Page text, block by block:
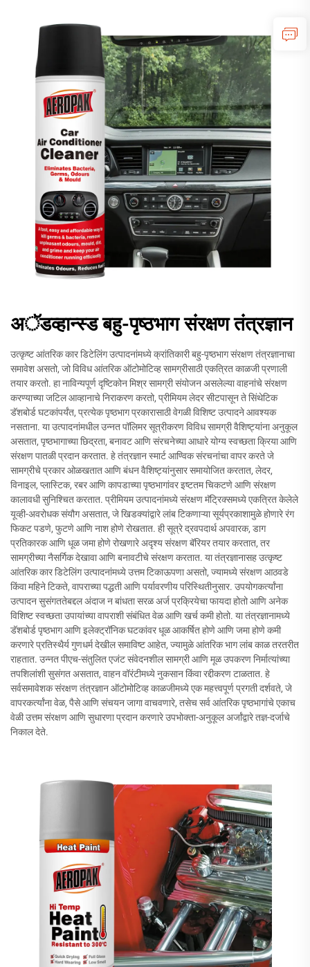
अॅडव्हान्स्ड बहु-पृष्ठभाग संरक्षण तंत्रज्ञान
उत्कृष्ट आंतरिक कार डिटेलिंग उत्पादनांमध्ये क्रांतिकारी बहु-पृष्ठभाग संरक्षण तंत्रज्ञानाचा
समावेश असतो, जो विविध आंतरिक ऑटोमोटिव्ह सामग्रीसाठी एकत्रित काळजी प्रणाली
तयार करतो. हा नाविन्यपूर्ण दृष्टिकोन मिश्र सामग्री संयोजन असलेल्या वाहनांचे संरक्षण
करण्याच्या जटिल आव्हानाचे निराकरण करतो, प्रीमियम लेदर सीटपासून ते सिंथेटिक
डॅशबोर्ड घटकांपर्यंत, प्रत्येक पृष्ठभाग प्रकारासाठी वेगळी विशिष्ट उत्पादने आवश्यक
नसताना. या उत्पादनांमधील उन्नत पॉलिमर सूत्रीकरण विविध सामग्री वैशिष्ट्यांना अनुकूल
असतात, पृष्ठभागाच्या छिद्रता, बनावट आणि संरचनेच्या आधारे योग्य स्वच्छता क्रिया आणि
संरक्षण पातळी प्रदान करतात. हे तंत्रज्ञान स्मार्ट आण्विक संरचनांचा वापर करते जे
सामग्रीचे प्रकार ओळखतात आणि बंधन वैशिष्ट्यांनुसार समायोजित करतात, लेदर,
विनाइल, प्लास्टिक, रबर आणि कापडाच्या पृष्ठभागांवर इष्टतम चिकटणे आणि संरक्षण
कालावधी सुनिश्चित करतात. प्रीमियम उत्पादनांमध्ये संरक्षण मॅट्रिक्समध्ये एकत्रित केलेले
यूव्ही-अवरोधक संयौग असतात, जे खिडक्यांद्वारे लांब टिकणाऱ्या सूर्यप्रकाशामुळे होणारे रंग
फिकट पडणे, फुटणे आणि नाश होणे रोखतात. ही सूत्रे द्रवपदार्थ अपवारक, डाग
प्रतिकारक आणि धूळ जमा होणे रोखणारे अदृश्य संरक्षण बॅरियर तयार करतात, तर
सामग्रीच्या नैसर्गिक देखावा आणि बनावटीचे संरक्षण करतात. या तंत्रज्ञानासह उत्कृष्ट
आंतरिक कार डिटेलिंग उत्पादनांमध्ये उत्तम टिकाऊपणा असतो, ज्यामध्ये संरक्षण आठवडे
किंवा महिने टिकते, वापराच्या पद्धती आणि पर्यावरणीय परिस्थितीनुसार. उपयोगकर्त्यांना
उत्पादन सुसंगततेबद्दल अंदाज न बांधता सरळ अर्ज प्रक्रियेचा फायदा होतो आणि अनेक
विशिष्ट स्वच्छता उपायांच्या वापराशी संबंधित वेळ आणि खर्च कमी होतो. या तंत्रज्ञानामध्ये
डॅशबोर्ड पृष्ठभाग आणि इलेक्ट्रॉनिक घटकांवर धूळ आकर्षित होणे आणि जमा होणे कमी
करणारे प्रतिस्थैर्य गुणधर्म देखील समाविष्ट आहेत, ज्यामुळे आंतरिक भाग लांब काळ तरतरीत
राहतात. उन्नत पीएच-संतुलित एजंट संवेदनशील सामग्री आणि मूळ उपकरण निर्मात्यांच्या
तपशिलांशी सुसंगत असतात, वाहन वॉरंटीमध्ये नुकसान किंवा रद्दीकरण टाळतात. हे
सर्वसमावेशक संरक्षण तंत्रज्ञान ऑटोमोटिव्ह काळजीमध्ये एक महत्त्वपूर्ण प्रगती दर्शवते, जे
वापरकर्त्यांना वेळ, पैसे आणि संचयन जागा वाचवणारे, तसेच सर्व आंतरिक पृष्ठभागांचे एकाच
वेळी उत्तम संरक्षण आणि सुधारणा प्रदान करणारे उपभोक्ता-अनुकूल अर्जांद्वारे तज्ञ-दर्जाचे
निकाल देते.